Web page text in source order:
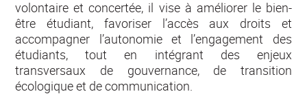
volontaire et concertée, il vise à améliorer le bien-
être étudiant, favoriser l’accès aux droits et
accompagner l’autonomie et l’engagement des
étudiants, tout en intégrant des enjeux
transversaux de gouvernance, de transition
écologique et de communication.